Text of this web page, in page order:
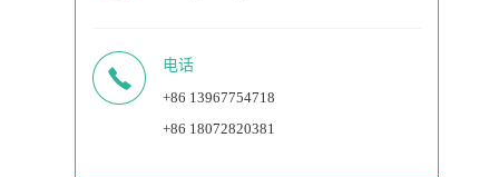
电话
+86 13967754718
+86 18072820381